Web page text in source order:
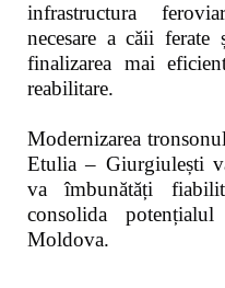
infrastructura
necesare a căii ferate
finalizarea mai
reabilitare.
Modernizarea
Etulia – Giurgiulești
va îmbunătăți
consolida
Moldova.